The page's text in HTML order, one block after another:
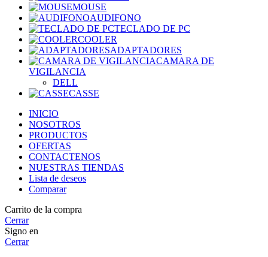
MOUSE
AUDIFONO
TECLADO DE PC
COOLER
ADAPTADORES
CAMARA DE
VIGILANCIA
DELL
CASSE
INICIO
NOSOTROS
PRODUCTOS
OFERTAS
CONTACTENOS
NUESTRAS TIENDAS
Lista de deseos
Comparar
Carrito de la compra
Cerrar
Signo en
Cerrar